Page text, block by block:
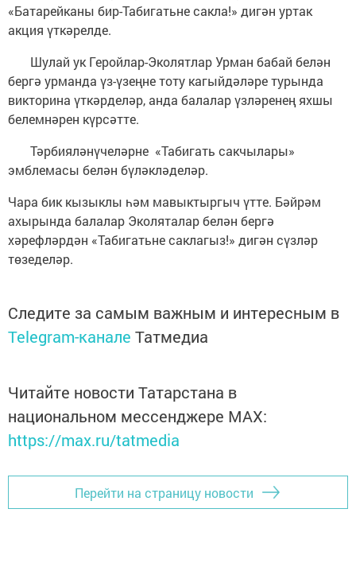
«Батарейканы бир-Табигатьне сакла!» дигән уртак
акция үткәрелде.
Шулай ук Геройлар-Эколятлар Урман бабай белән
бергә урманда үз-үзеңне тоту кагыйдәләре турында
викторина үткәрделәр, анда балалар үзләренең яхшы
белемнәрен күрсәтте.
Тәрбияләнүчеләрне «Табигать сакчылары»
эмблемасы белән бүләкләделәр.
Чара бик кызыклы һәм мавыктыргыч үтте. Бәйрәм
ахырында балалар Эколяталар белән бергә
хәрефләрдән «Табигатьне саклагыз!» дигән сүзләр
төзеделәр.
Следите за самым важным и интересным в
Telegram-канале Татмедиа
Читайте новости Татарстана в
национальном мессенджере MАХ:
https://max.ru/tatmedia
Перейти на страницу новости